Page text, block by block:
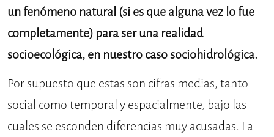
un fenómeno natural (si es que alguna vez lo fue
completamente) para ser una realidad
socioecológica, en nuestro caso sociohidrológica.
Por supuesto que estas son cifras medias, tanto
social como temporal y espacialmente, bajo las
cuales se esconden diferencias muy acusadas. La